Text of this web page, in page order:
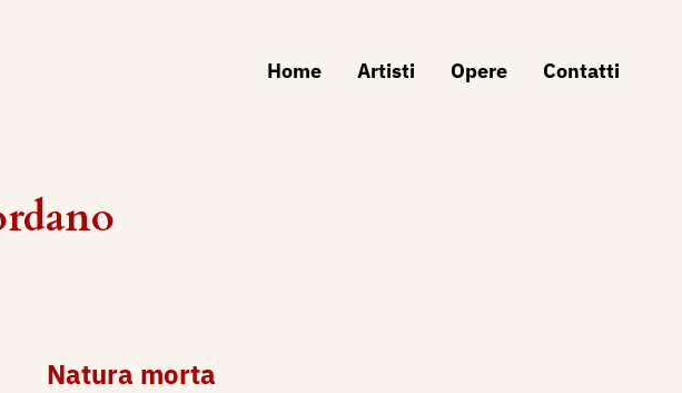
Home Artisti Opere Contatti
Natura morta